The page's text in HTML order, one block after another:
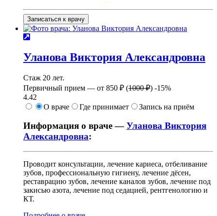
Записаться к врачу
Уланова Виктория Александровна
Стаж 20 лет.
Первичный прием — от 850 ₽ (1000 ₽) -15%
4.42
О враче
Где принимает Запись на приём
Информация о враче —Уланова Виктория
Александровна:
Проводит консультации, лечение кариеса, отбеливание
зубов, профессиональную гигиену, лечение дёсен,
реставрацию зубов, лечение каналов зубов, лечение под
закисью азота, лечение под седацией, рентгенологию и
КТ.